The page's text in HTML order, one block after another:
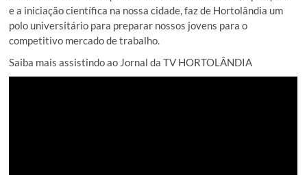
e a iniciação científica na nossa cidade, faz de Hortolândia um
polo universitário para preparar nossos jovens para o
competitivo mercado de trabalho.
Saiba mais assistindo ao Jornal da TV HORTOLÂNDIA